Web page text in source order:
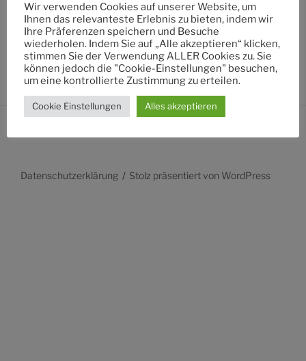
Suche
nach:
Datenschutzerklärung Stolz präsentiert von WordPress
Wir verwenden Cookies auf unserer Website, um
Ihnen das relevanteste Erlebnis zu bieten, indem wir
Ihre Präferenzen speichern und Besuche
wiederholen. Indem Sie auf „Alle akzeptieren“ klicken,
stimmen Sie der Verwendung ALLER Cookies zu. Sie
können jedoch die "Cookie-Einstellungen" besuchen,
um eine kontrollierte Zustimmung zu erteilen.
Cookie Einstellungen Alles akzeptieren